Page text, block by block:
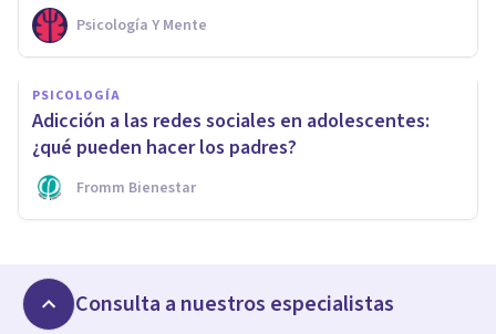
Psicología Y Mente
PSICOLOGÍA
Adicción a las redes sociales en adolescentes:
¿qué pueden hacer los padres?
Fromm Bienestar
Consulta a nuestros especialistas